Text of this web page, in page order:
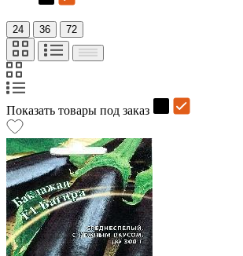
24 36 72
Показать товары под заказ